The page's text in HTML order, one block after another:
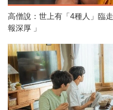
高僧說：世上有「4種人」臨
報深厚 」